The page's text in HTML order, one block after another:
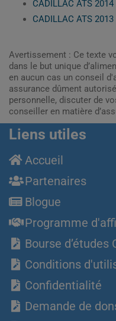
CADILLAC ATS 2014
CADILLAC ATS 2013
Avertissement : Ce texte
dans le but unique
en aucun cas un conseil
assurance dûment
personnelle, discuter de
conseiller en matière
Liens utiles
Accueil
Partenaires
Blogue
Programme
Bourse d’études
Conditions
Confidentialité
Demande de